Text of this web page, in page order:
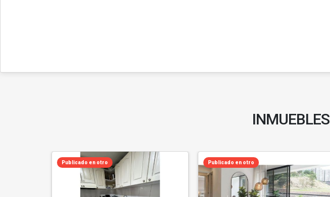
INMUEBLES
Publicado en otro Publicado en otro